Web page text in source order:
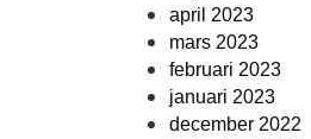
april 2023
mars 2023
februari 2023
januari 2023
december 2022